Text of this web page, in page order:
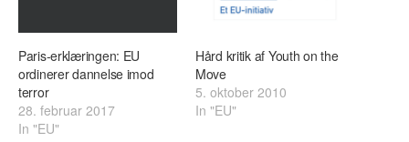
Paris-erklæringen: EU
ordinerer dannelse imod
terror
28. februar 2017
In "EU"
Hård kritik af Youth on the
Move
5. oktober 2010
In "EU"